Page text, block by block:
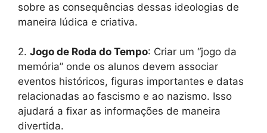
sobre as consequências dessas ideologias de
maneira lúdica e criativa.
2. Jogo de Roda do Tempo: Criar um “jogo da
memória” onde os alunos devem associar
eventos históricos, figuras importantes e datas
relacionadas ao fascismo e ao nazismo. Isso
ajudará a fixar as informações de maneira
divertida.